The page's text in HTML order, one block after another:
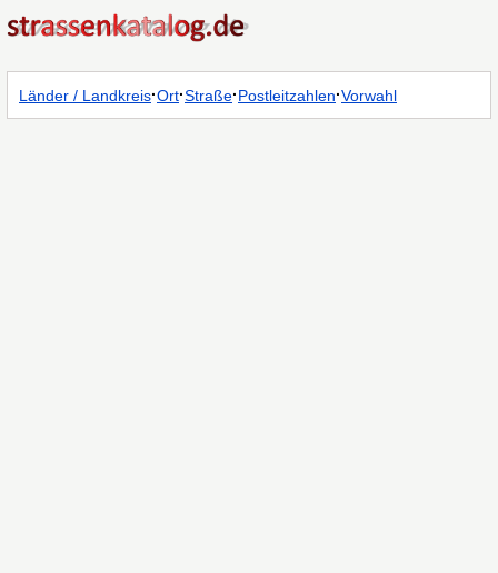
Länder / Landkreis·Ort·Straße·Postleitzahlen·Vorwahl